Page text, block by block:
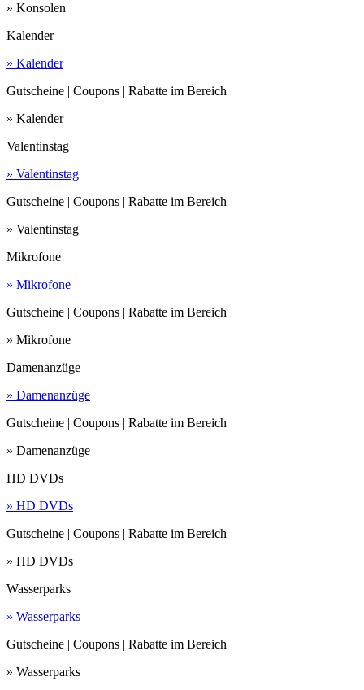
» Konsolen
Kalender
» Kalender
Gutscheine | Coupons | Rabatte im Bereich
» Kalender
Valentinstag
» Valentinstag
Gutscheine | Coupons | Rabatte im Bereich
» Valentinstag
Mikrofone
» Mikrofone
Gutscheine | Coupons | Rabatte im Bereich
» Mikrofone
Damenanzüge
» Damenanzüge
Gutscheine | Coupons | Rabatte im Bereich
» Damenanzüge
HD DVDs
» HD DVDs
Gutscheine | Coupons | Rabatte im Bereich
» HD DVDs
Wasserparks
» Wasserparks
Gutscheine | Coupons | Rabatte im Bereich
» Wasserparks